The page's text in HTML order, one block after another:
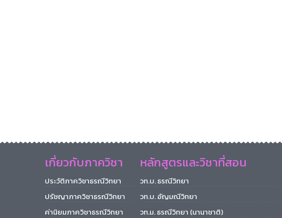
เกี่ยวกับภาควิชา
ประวัติภาควิชาธรณีวิทยา
ปรัชญาภาควิชาธรณีวิทยา
ค่านิยมภาควิชาธรณีวิทยา
หลักสูตรและวิชาที่สอน
วท.บ. ธรณีวิทยา
วท.บ. อัญมณีวิทยา
วท.ม. ธรณีวิทยา (นานาชาติ)